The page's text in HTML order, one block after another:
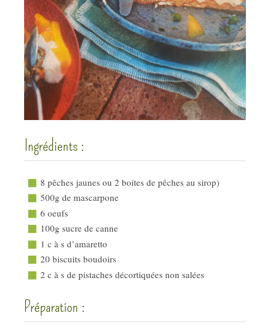
Ingrédients :
8 pêches jaunes ou 2 boites de pêches au sirop)
500g de mascarpone
6 oeufs
100g sucre de canne
1 c à s d’amaretto
20 biscuits boudoirs
2 c à s de pistaches décortiquées non salées
Préparation :